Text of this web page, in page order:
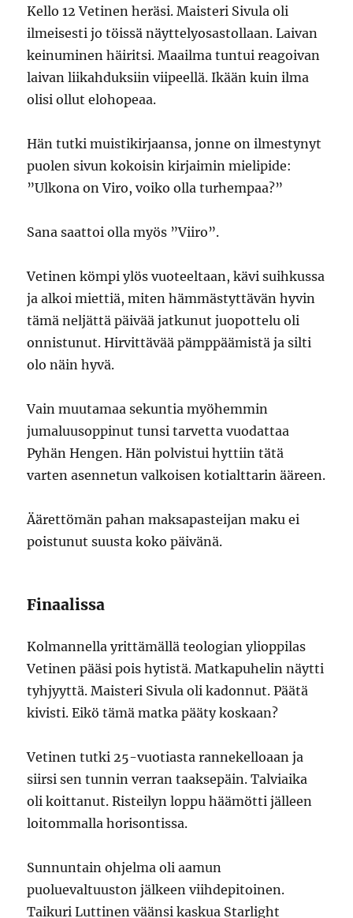
Kello 12 Vetinen heräsi. Maisteri Sivula oli
ilmeisesti jo töissä näyttelyosastollaan. Laivan
keinuminen häiritsi. Maailma tuntui reagoivan
laivan liikahduksiin viipeellä. Ikään kuin ilma
olisi ollut elohopeaa.
Hän tutki muistikirjaansa, jonne on ilmestynyt
puolen sivun kokoisin kirjaimin mielipide:
”Ulkona on Viro, voiko olla turhempaa?”
Sana saattoi olla myös ”Viiro”.
Vetinen kömpi ylös vuoteeltaan, kävi suihkussa
ja alkoi miettiä, miten hämmästyttävän hyvin
tämä neljättä päivää jatkunut juopottelu oli
onnistunut. Hirvittävää pämppäämistä ja silti
olo näin hyvä.
Vain muutamaa sekuntia myöhemmin
jumaluusoppinut tunsi tarvetta vuodattaa
Pyhän Hengen. Hän polvistui hyttiin tätä
varten asennetun valkoisen kotialttarin ääreen.
Äärettömän pahan maksapasteijan maku ei
poistunut suusta koko päivänä.
Finaalissa
Kolmannella yrittämällä teologian ylioppilas
Vetinen pääsi pois hytistä. Matkapuhelin näytti
tyhjyyttä. Maisteri Sivula oli kadonnut. Päätä
kivisti. Eikö tämä matka pääty koskaan?
Vetinen tutki 25-vuotiasta rannekelloaan ja
siirsi sen tunnin verran taaksepäin. Talviaika
oli koittanut. Risteilyn loppu häämötti jälleen
loitommalla horisontissa.
Sunnuntain ohjelma oli aamun
puoluevaltuuston jälkeen viihdepitoinen.
Taikuri Luttinen väänsi kaskua Starlight